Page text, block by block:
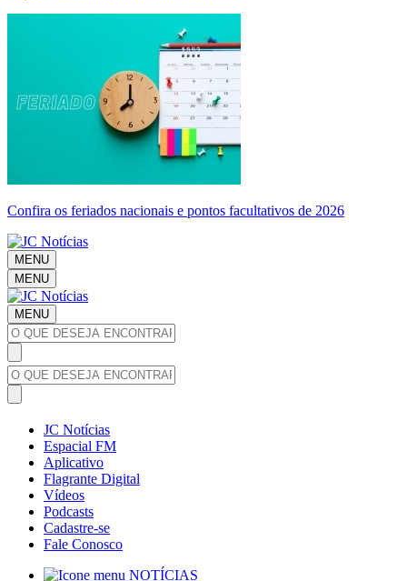
Confira os feriados nacionais e pontos facultativos de 2026
MENU
MENU
MENU
JC Notícias
Espacial FM
Aplicativo
Flagrante Digital
Vídeos
Podcasts
Cadastre-se
Fale Conosco
NOTÍCIAS